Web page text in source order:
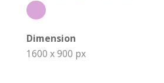
Dimension
1600 x 900 px